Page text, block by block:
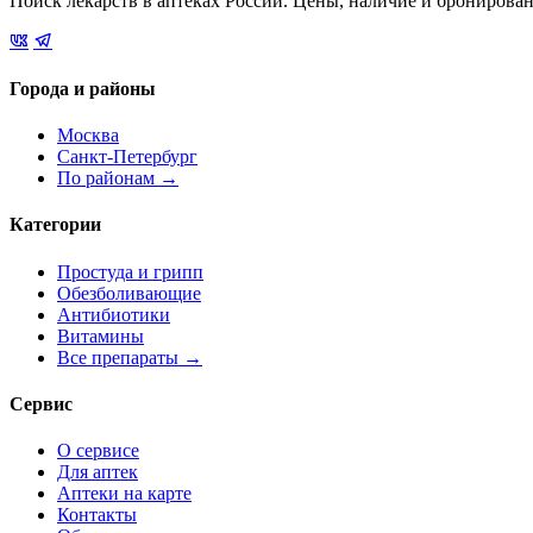
Города и районы
Москва
Санкт-Петербург
По районам →
Категории
Простуда и грипп
Обезболивающие
Антибиотики
Витамины
Все препараты →
Сервис
О сервисе
Для аптек
Аптеки на карте
Контакты